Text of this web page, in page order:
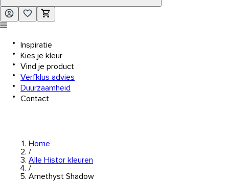
Inspiratie
Kies je kleur
Vind je product
Verfklus advies
Duurzaamheid
Contact
Home
/
Alle Histor kleuren
/
Amethyst Shadow